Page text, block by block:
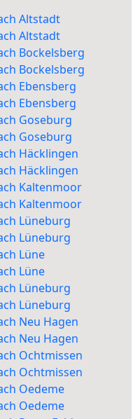
Altstadt
Altstadt
Bockelsberg
Bockelsberg
Ebensberg
Ebensberg
Goseburg
Goseburg
Häcklingen
Häcklingen
Kaltenmoor
Kaltenmoor
Lüneburg
Lüneburg
Lüne
Lüne
Lüneburg
Lüneburg
Neu Hagen
Neu Hagen
Ochtmissen
Ochtmissen
Oedeme
Oedeme